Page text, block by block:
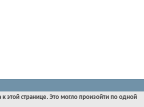
этой странице. Это могло произойти по одной